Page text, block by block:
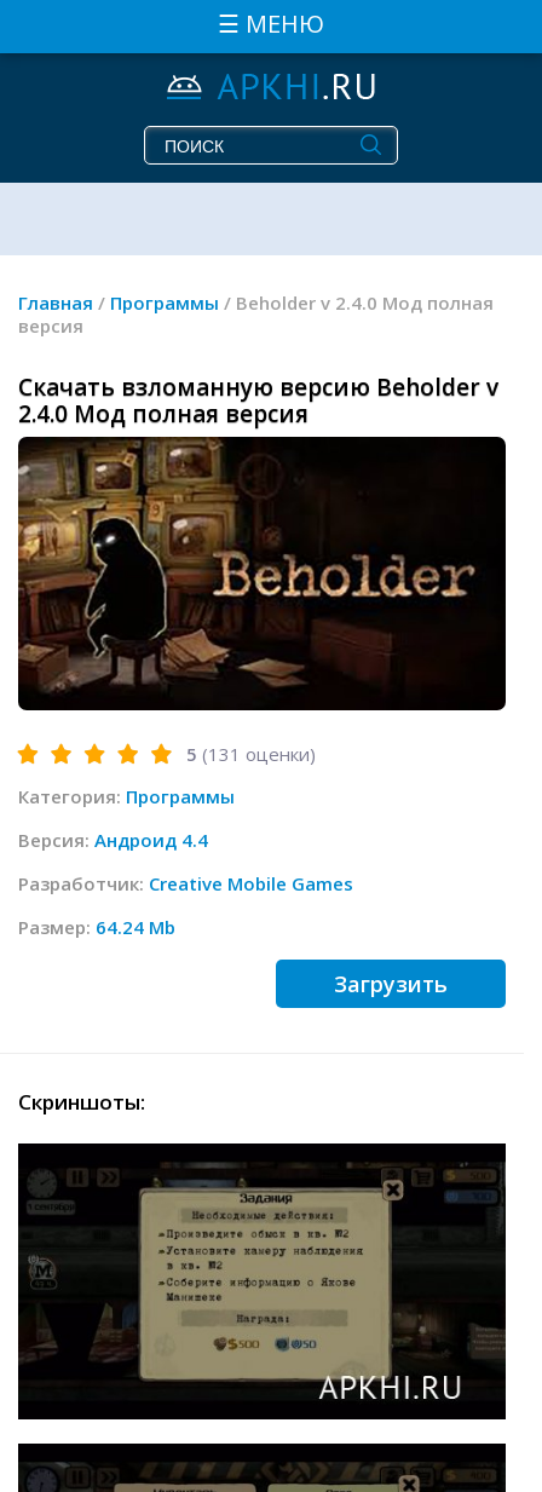
☰ МЕНЮ
Главная / Программы / Beholder v 2.4.0 Мод полная
версия
Скачать взломанную версию Beholder v
2.4.0 Мод полная версия
5 (131 оценки)
Категория: Программы
Версия: Андроид 4.4
Разработчик: Creative Mobile Games
Размер: 64.24 Mb
Загрузить
Скриншоты: